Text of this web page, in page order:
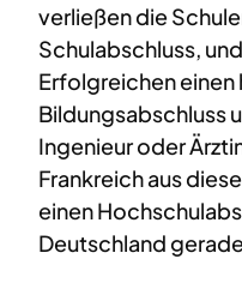
verließen die
Schulabschluss,
Erfolgreichen einen
Bildungsabschluss
Ingenieur oder
Frankreich aus
einen
Deutschland